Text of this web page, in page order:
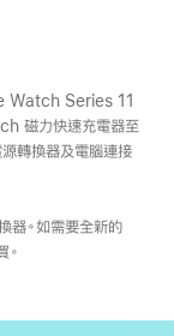
Watch Series 11
磁力快速充電器至
轉換器及電腦連接
器。如需要全新的
。